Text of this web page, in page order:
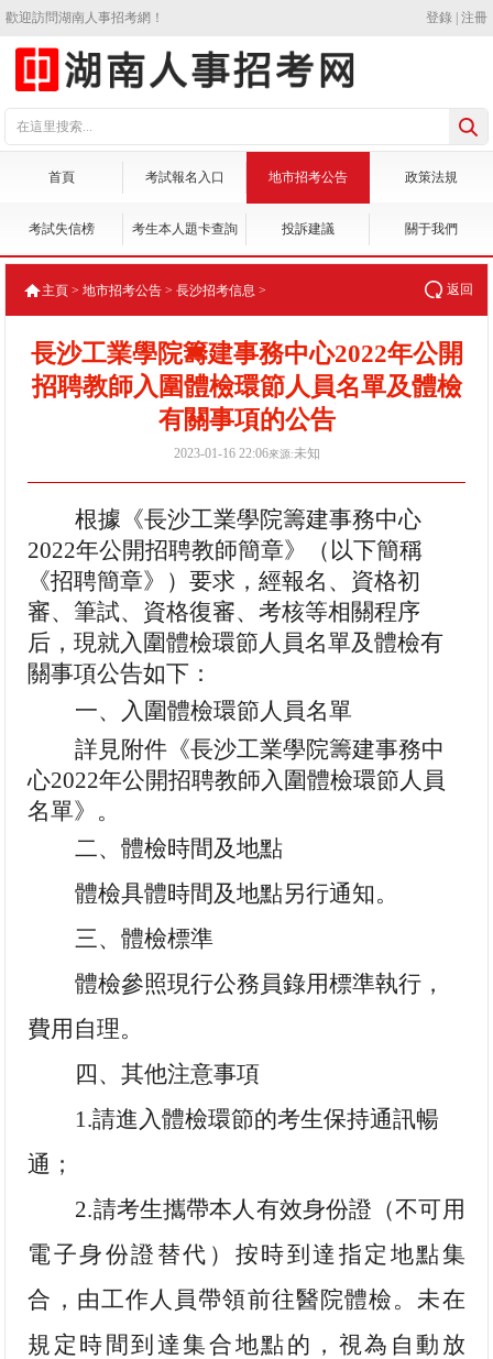
歡迎訪問湖南人事招考網！ 登錄 注冊
首頁 考試報名入口 地市招考公告 政策法規
考試失信榜 考生本人題卡查詢 投訴建議 關于我們
返回
主頁 >地市招考公告 >長沙招考信息 >
長沙工業學院籌建事務中心2022年公開
招聘教師入圍體檢環節人員名單及體檢
有關事項的公告
2023-01-16 22:06來源:未知
根據《長沙工業學院籌建事務中心
2022年公開招聘教師簡章》（以下簡稱
《招聘簡章》）要求 ，經報名、資格初
審、筆試、資格復審、考核等相關程序
后，現就入圍體檢環節人員名單及體檢有
關事項公告如下：
一、入圍體檢環節人員名單
詳見附件《長沙工業學院籌建事務中
心2022年公開招聘教師入圍體檢環節人員
名單》。
二、體檢時間及地點
體檢具體時間及地點另行通知。
三、體檢標準
體檢參照現行公務員錄用標準執行，
費用自理。
四、其他注意事項
1.請進入體檢環節的考生保持通訊暢
通；
2.請考生攜帶本人有效身份證（不可用
電子身份證替代）按時到達指定地點集
合，由工作人員帶領前往醫院體檢。未在
規定時間到達集合地點的，視為自動放